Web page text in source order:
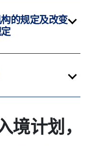
的规定及改变
境计划，